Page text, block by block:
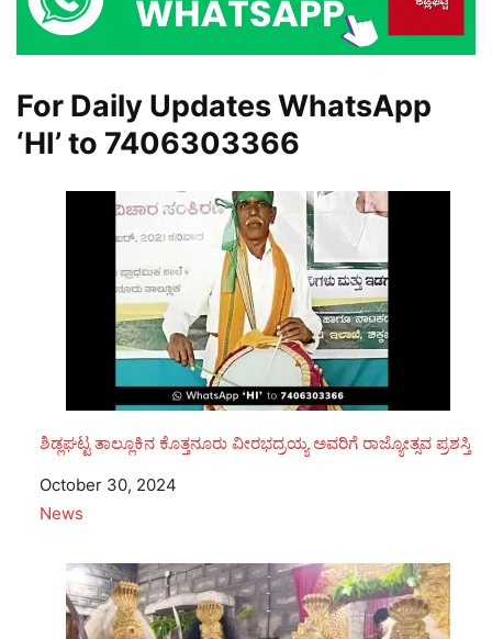
For Daily Updates WhatsApp
‘HI’ to 7406303366
ಶಿಡ್ಲಘಟ್ಟ ತಾಲ್ಲೂಕಿನ ಕೊತ್ತನೂರು ವೀರಭದ್ರಯ್ಯ ಅವರಿಗೆ ರಾಜ್ಯೋತ್ಸವ ಪ್ರಶಸ್ತಿ
Date
October 30, 2024
In relation to
News